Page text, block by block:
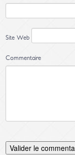
Site Web
Commentaire